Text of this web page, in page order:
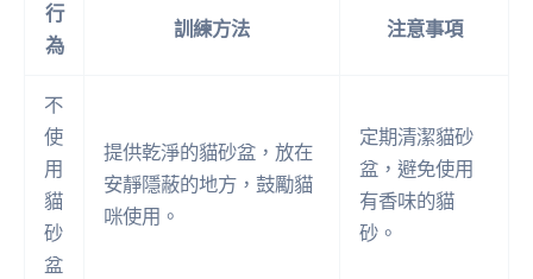
行
為
訓練方法 注意事項
不
使
用
貓
砂
盆
提供乾淨的貓砂盆，放在
安靜隱蔽的地方，鼓勵貓
咪使用。
定期清潔貓砂
盆，避免使用
有香味的貓
砂。